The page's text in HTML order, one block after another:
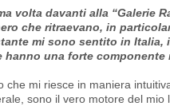
volta davanti alla “Galerie
che ritraevano, in
mi sono sentito in Italia,
una forte
che mi riesce in maniera
sono il vero motore del mio